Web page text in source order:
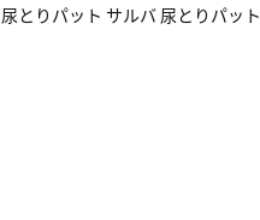
尿とりパット サルバ 尿とりパット